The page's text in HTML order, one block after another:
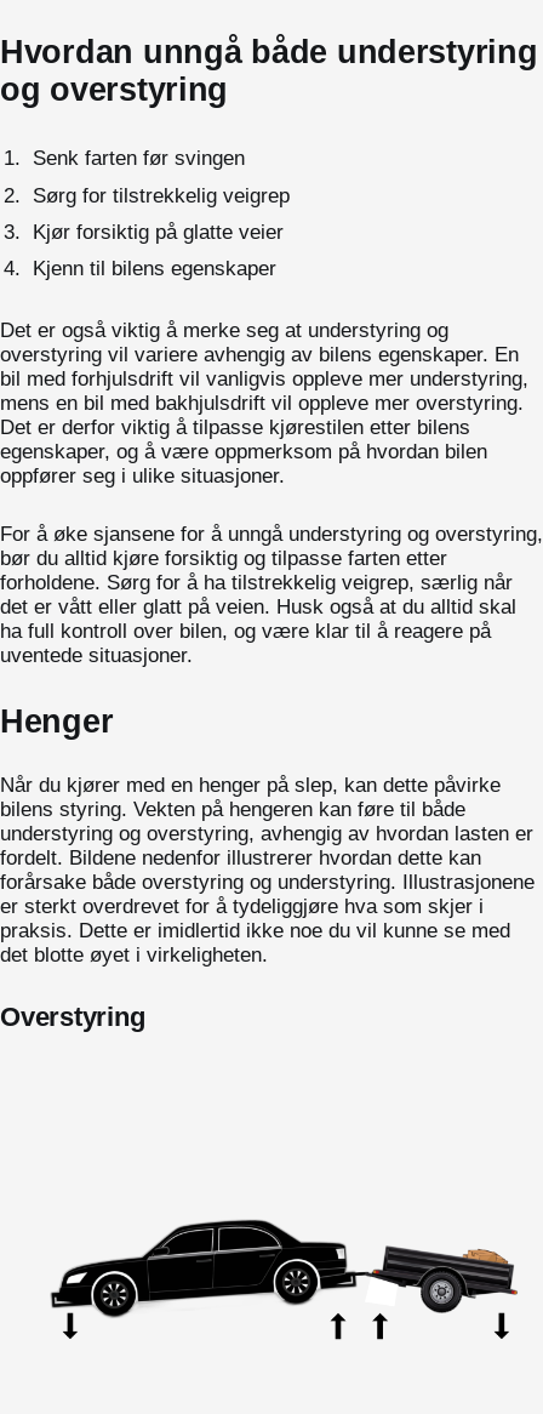
Hvordan unngå både understyring
og overstyring
Senk farten før svingen
Sørg for tilstrekkelig veigrep
Kjør forsiktig på glatte veier
Kjenn til bilens egenskaper
Det er også viktig å merke seg at understyring og
overstyring vil variere avhengig av bilens egenskaper. En
bil med forhjulsdrift vil vanligvis oppleve mer understyring,
mens en bil med bakhjulsdrift vil oppleve mer overstyring.
Det er derfor viktig å tilpasse kjørestilen etter bilens
egenskaper, og å være oppmerksom på hvordan bilen
oppfører seg i ulike situasjoner.
For å øke sjansene for å unngå understyring og overstyring,
bør du alltid kjøre forsiktig og tilpasse farten etter
forholdene. Sørg for å ha tilstrekkelig veigrep, særlig når
det er vått eller glatt på veien. Husk også at du alltid skal
ha full kontroll over bilen, og være klar til å reagere på
uventede situasjoner.
Henger
Når du kjører med en henger på slep, kan dette påvirke
bilens styring. Vekten på hengeren kan føre til både
understyring og overstyring, avhengig av hvordan lasten er
fordelt. Bildene nedenfor illustrerer hvordan dette kan
forårsake både overstyring og understyring. Illustrasjonene
er sterkt overdrevet for å tydeliggjøre hva som skjer i
praksis. Dette er imidlertid ikke noe du vil kunne se med
det blotte øyet i virkeligheten.
Overstyring